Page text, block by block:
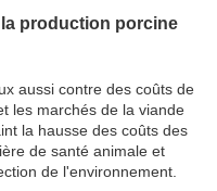
production porcine
aussi contre des coûts de
les marchés de la viande
la hausse des coûts des
de santé animale et
de l'environnement.